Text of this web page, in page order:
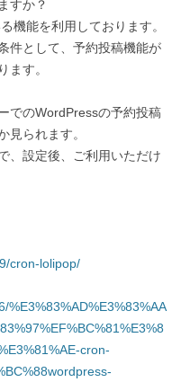
すか？
機能を利用しております。
件として、予約投稿機能が
ます。
でのWordPressの予約投稿
見られます。
、設定後、ご利用いただけ
cron-lolipop/
cron-